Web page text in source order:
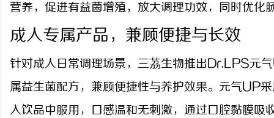
营养，促进有益菌增殖，放大调理功效，同时优化
成人专属产品，兼顾便捷与长效
针对成人日常调理场景，三茘生物推出 Dr.LPS元
属益生菌配方，兼顾便捷性与养护效果。元气UP
入饮品中服用，口感温和无刺激，通过口腔黏膜